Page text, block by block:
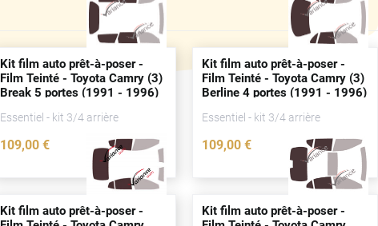
Kit film auto prêt-à-poser -
Film Teinté - Toyota Camry (3)
Break 5portes (1991 - 1996)
Essentiel - kit 3/4 arrière
109,00 €
2408-TOY
Kit film auto prêt-à-poser -
Film Teinté - Toyota Camry (3)
Berline 4portes (1991 - 1996)
Essentiel - kit 3/4 arrière
109,00 €
2402-TOY
Kit film auto prêt-à-poser -
Kit film auto prêt-à-poser -